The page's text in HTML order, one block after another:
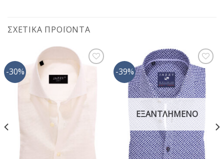
ΣΧΕΤΙΚΆ ΠΡΟΪΌΝΤΑ
-30%
Προσθήκη
στη Λίστα
-39%
Προσθήκη
στη Λίστα
Επιθυμίας
ΕΞΑΝΤΛΗΜΈΝΟ